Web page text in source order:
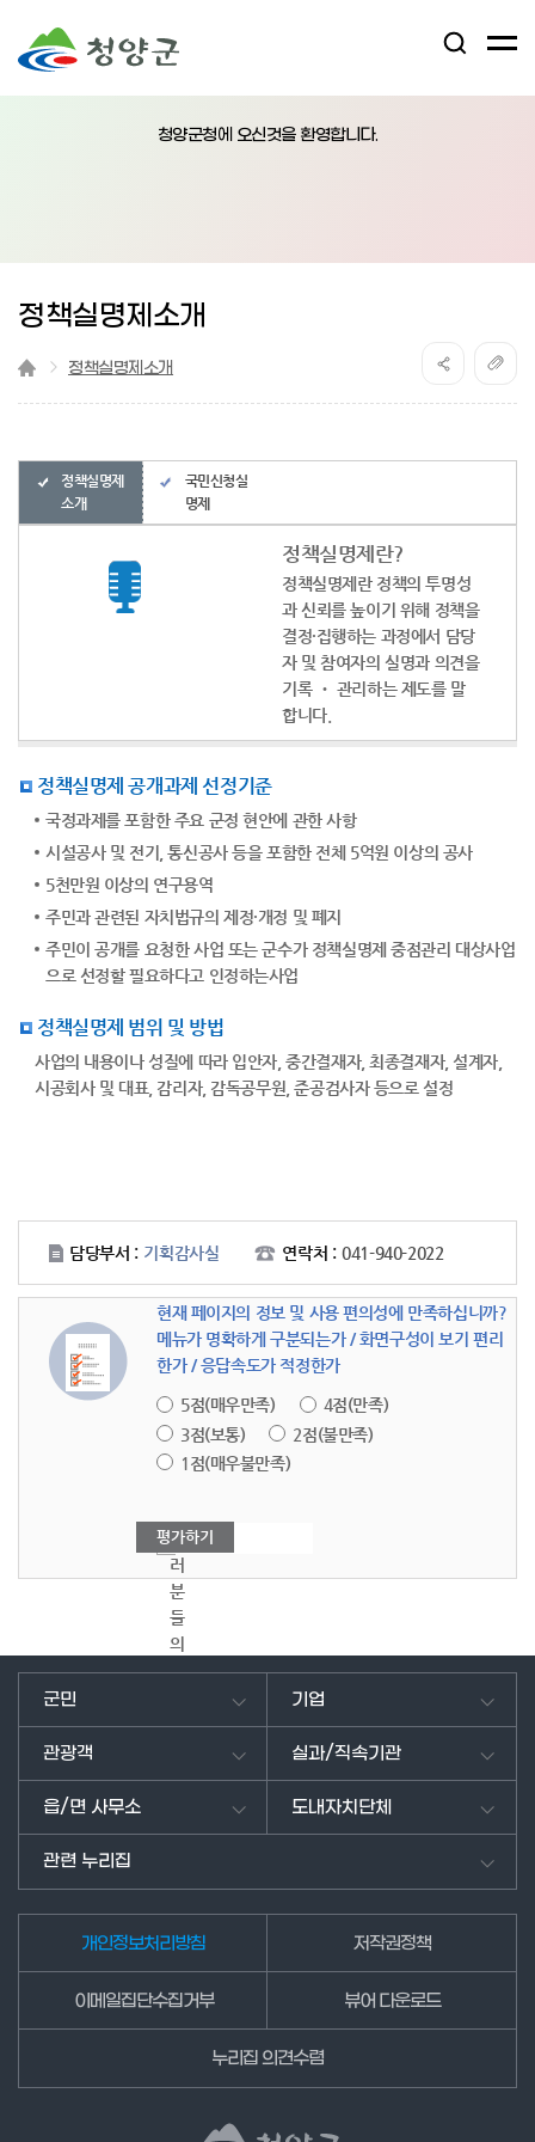
검
어
청양군청에 오신것을 환영합니다.
정책실명제소개
정책실명제소개
정책실명제
소개
국민신청실
명제
정책실명제란?
정책실명제란 정책의 투명성
과 신뢰를 높이기 위해 정책을
결정·집행하는 과정에서 담당
자 및 참여자의 실명과 의견을
기록 ‧ 관리하는 제도를 말
합니다.
정책실명제 공개과제 선정기준
국정과제를 포함한 주요 군정 현안에 관한 사항
시설공사 및 전기, 통신공사 등을 포함한 전체 5억원 이상의 공사
5천만원 이상의 연구용역
주민과 관련된 자치법규의 제정·개정 및 폐지
주민이 공개를 요청한 사업 또는 군수가 정책실명제 중점관리 대상사업
으로 선정할 필요하다고 인정하는사업
정책실명제 범위 및 방법
사업의 내용이나 성질에 따라 입안자, 중간결재자, 최종결재자, 설계자,
시공회사 및 대표, 감리자, 감독공무원, 준공검사자 등으로 설정
담당부서 : 기획감사실 연락처 : 041-940-2022
현재 페이지의 정보 및 사용 편의성에 만족하십니까?
메뉴가 명확하게 구분되는가 / 화면구성이 보기 편리
한가 / 응답속도가 적정한가
5점(매우만족)
4점(만족)
3점(보통)
2점(불만족)
1점(매우불만족)
여
러
분
들
의
의
을
군민 기업
관광객 실과/직속기관
읍/면 사무소 도내자치단체
관련 누리집
개인정보처리방침 저작권정책
이메일집단수집거부 뷰어 다운로드
누리집 의견수렴